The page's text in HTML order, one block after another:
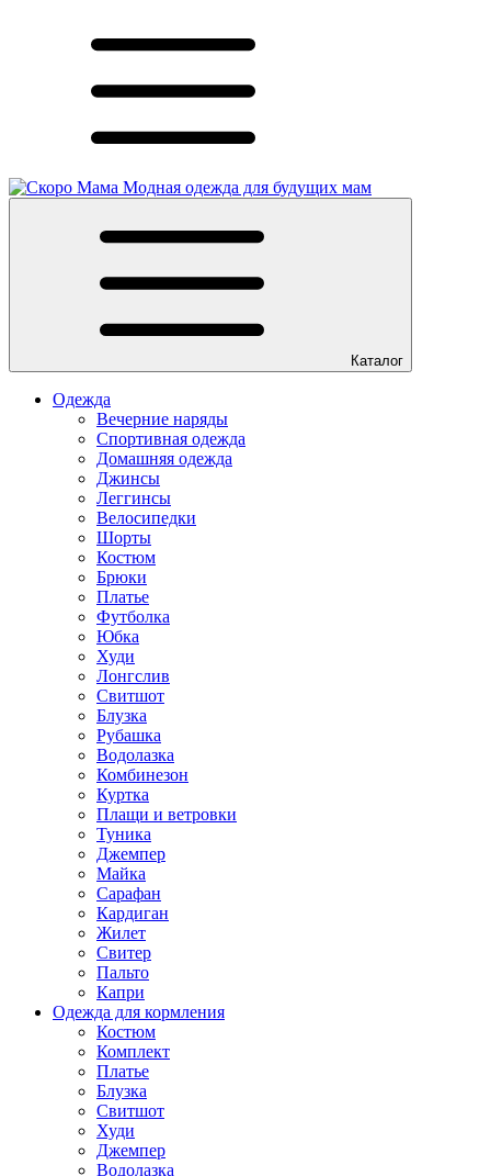
Модная одежда для будущих мам
Каталог
Одежда
Вечерние наряды
Спортивная одежда
Домашняя одежда
Джинсы
Леггинсы
Велосипедки
Шорты
Костюм
Брюки
Платье
Футболка
Юбка
Худи
Лонгслив
Свитшот
Блузка
Рубашка
Водолазка
Комбинезон
Куртка
Плащи и ветровки
Туника
Джемпер
Майка
Сарафан
Кардиган
Жилет
Свитер
Пальто
Капри
Одежда для кормления
Костюм
Комплект
Платье
Блузка
Свитшот
Худи
Джемпер
Водолазка